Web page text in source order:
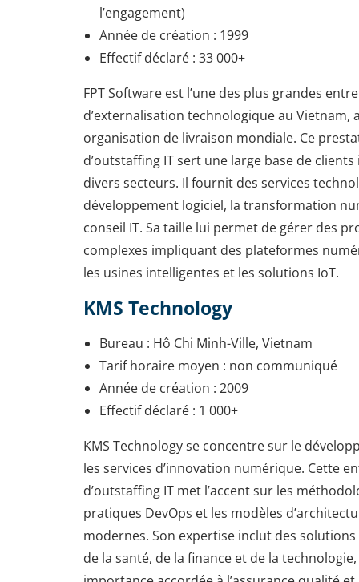
l’engagement)
Année de création : 1999
Effectif déclaré : 33 000+
FPT Software est l’une des plus grandes
d’externalisation technologique au Vietnam,
organisation de livraison mondiale. Ce
d’outstaffing IT sert une large base de
divers secteurs. Il fournit des services
développement logiciel, la transformation
conseil IT. Sa taille lui permet de gérer des
complexes impliquant des plateformes
les usines intelligentes et les solutions IoT.
KMS Technology
Bureau : Hô Chi Minh-Ville, Vietnam
Tarif horaire moyen : non communiqué
Année de création : 2009
Effectif déclaré : 1 000+
KMS Technology se concentre sur le
les services d’innovation numérique. Cette
d’outstaffing IT met l’accent sur les
pratiques DevOps et les modèles
modernes. Son expertise inclut des
de la santé, de la finance et de la